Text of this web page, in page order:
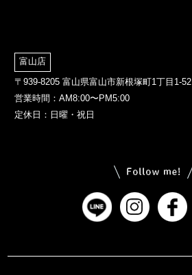
富山店
〒939-8205 富山県富山市新根塚町1丁目1-52
営業時間：AM8:00〜PM5:00
定休日：日曜・祝日